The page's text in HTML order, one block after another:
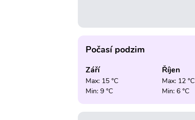
Počasí podzim
Září
Max: 15 °C
Min: 9 °C
Říjen
Max: 12 °C
Min: 6 °C